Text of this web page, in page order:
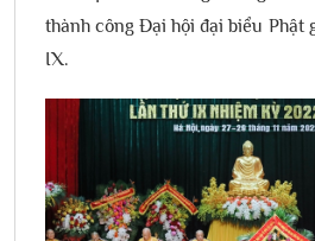
thành công Đại hội đại biểu Phật
IX.